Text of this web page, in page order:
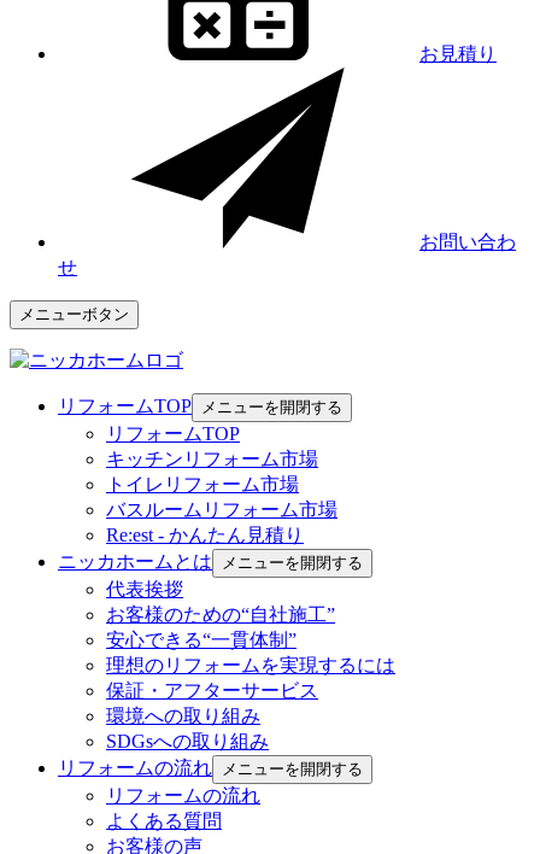
お見積り
お問い合わ
せ
メニューボタン
リフォームTOP メニューを開閉する
リフォームTOP
キッチンリフォーム市場
トイレリフォーム市場
バスルームリフォーム市場
Re:est - かんたん見積り
ニッカホームとは
メニューを開閉する
代表挨拶
お客様のための“自社施工”
安心できる“一貫体制”
理想のリフォームを実現するには
保証・アフターサービス
環境への取り組み
SDGsへの取り組み
リフォームの流れ
メニューを開閉する
リフォームの流れ
よくある質問
お客様の声